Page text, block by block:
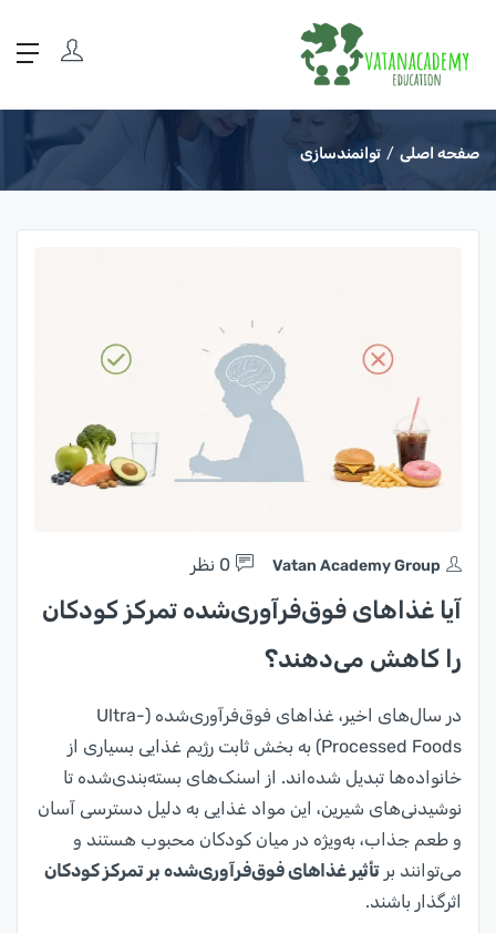
صفحه اصلی توانمندسازی
Vatan Academy Group 0 نظر
آیا غذاهای فوق‌فرآوری‌شده تمرکز کودکان
را کاهش می‌دهند؟
در سال‌های اخیر، غذاهای فوق‌فرآوری‌شده (Ultra-
Processed Foods) به بخش ثابت رژیم غذایی بسیاری از
خانواده‌ها تبدیل شده‌اند. از اسنک‌های بسته‌بندی‌شده تا
نوشیدنی‌های شیرین، این مواد غذایی به دلیل دسترسی آسان
و طعم جذاب، به‌ویژه در میان کودکان محبوب هستند و
می‌توانند بر تأثیر غذاهای فوق‌فرآوری‌شده بر تمرکز کودکان
اثرگذار باشند.